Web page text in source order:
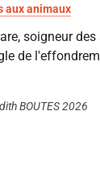
aux animaux
soigneur des
de
BOUTES 2026